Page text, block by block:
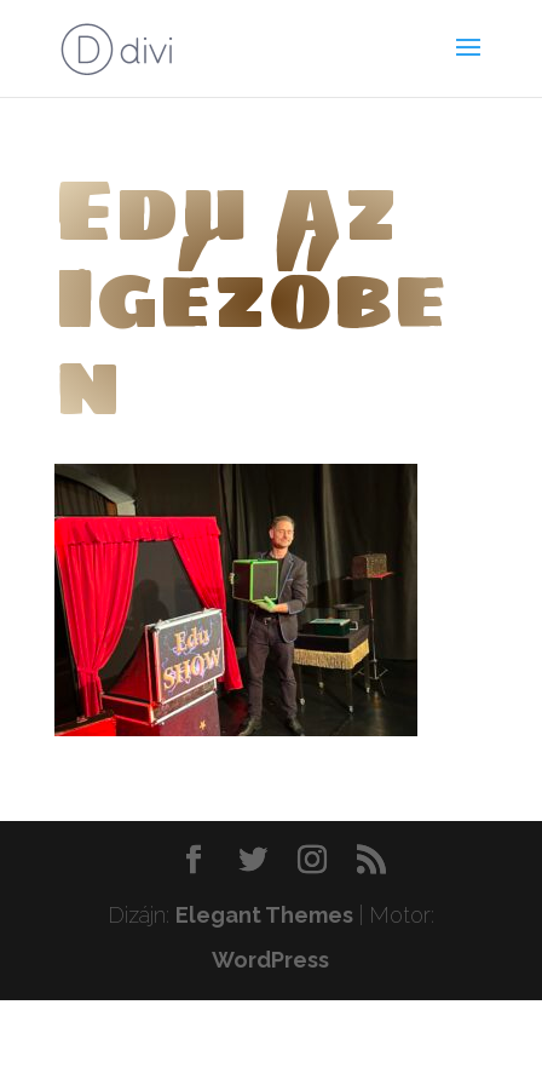
Edu az
Igézőbe
n
Dizájn: Elegant Themes| Motor:
WordPress